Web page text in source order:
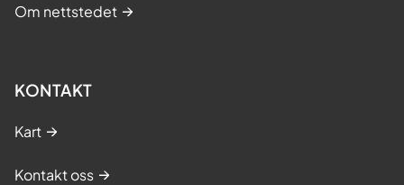
Om nettstedet
KONTAKT
Kart
Kontakt oss